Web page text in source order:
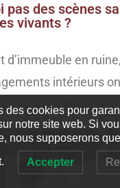
pas des scènes
vivants ?
d’immeuble en
intérieurs
au kit de base.
des cookies pour
notre site web. Si
nous supposerons
Accepter